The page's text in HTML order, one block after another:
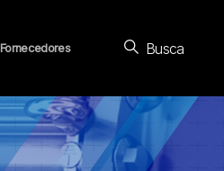
Fornecedores Busca